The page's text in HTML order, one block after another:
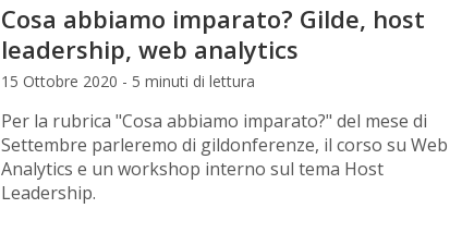
Cosa abbiamo imparato? Gilde, host
leadership, web analytics
15 Ottobre 2020 - 5 minuti di lettura
Per la rubrica "Cosa abbiamo imparato?" del mese di
Settembre parleremo di gildonferenze, il corso su Web
Analytics e un workshop interno sul tema Host
Leadership.